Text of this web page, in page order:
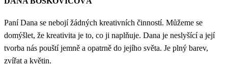
Paní Dana se nebojí žádných kreativních činností. Můžeme se
domýšlet, že kreativita je to, co ji naplňuje. Dana je neslyšící a její
tvorba nás pouští jemně a opatrně do jejího světa. Je plný barev,
zvířat a květin.